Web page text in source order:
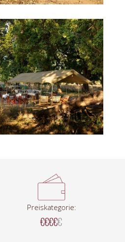
Preiskategorie:
€€€€€